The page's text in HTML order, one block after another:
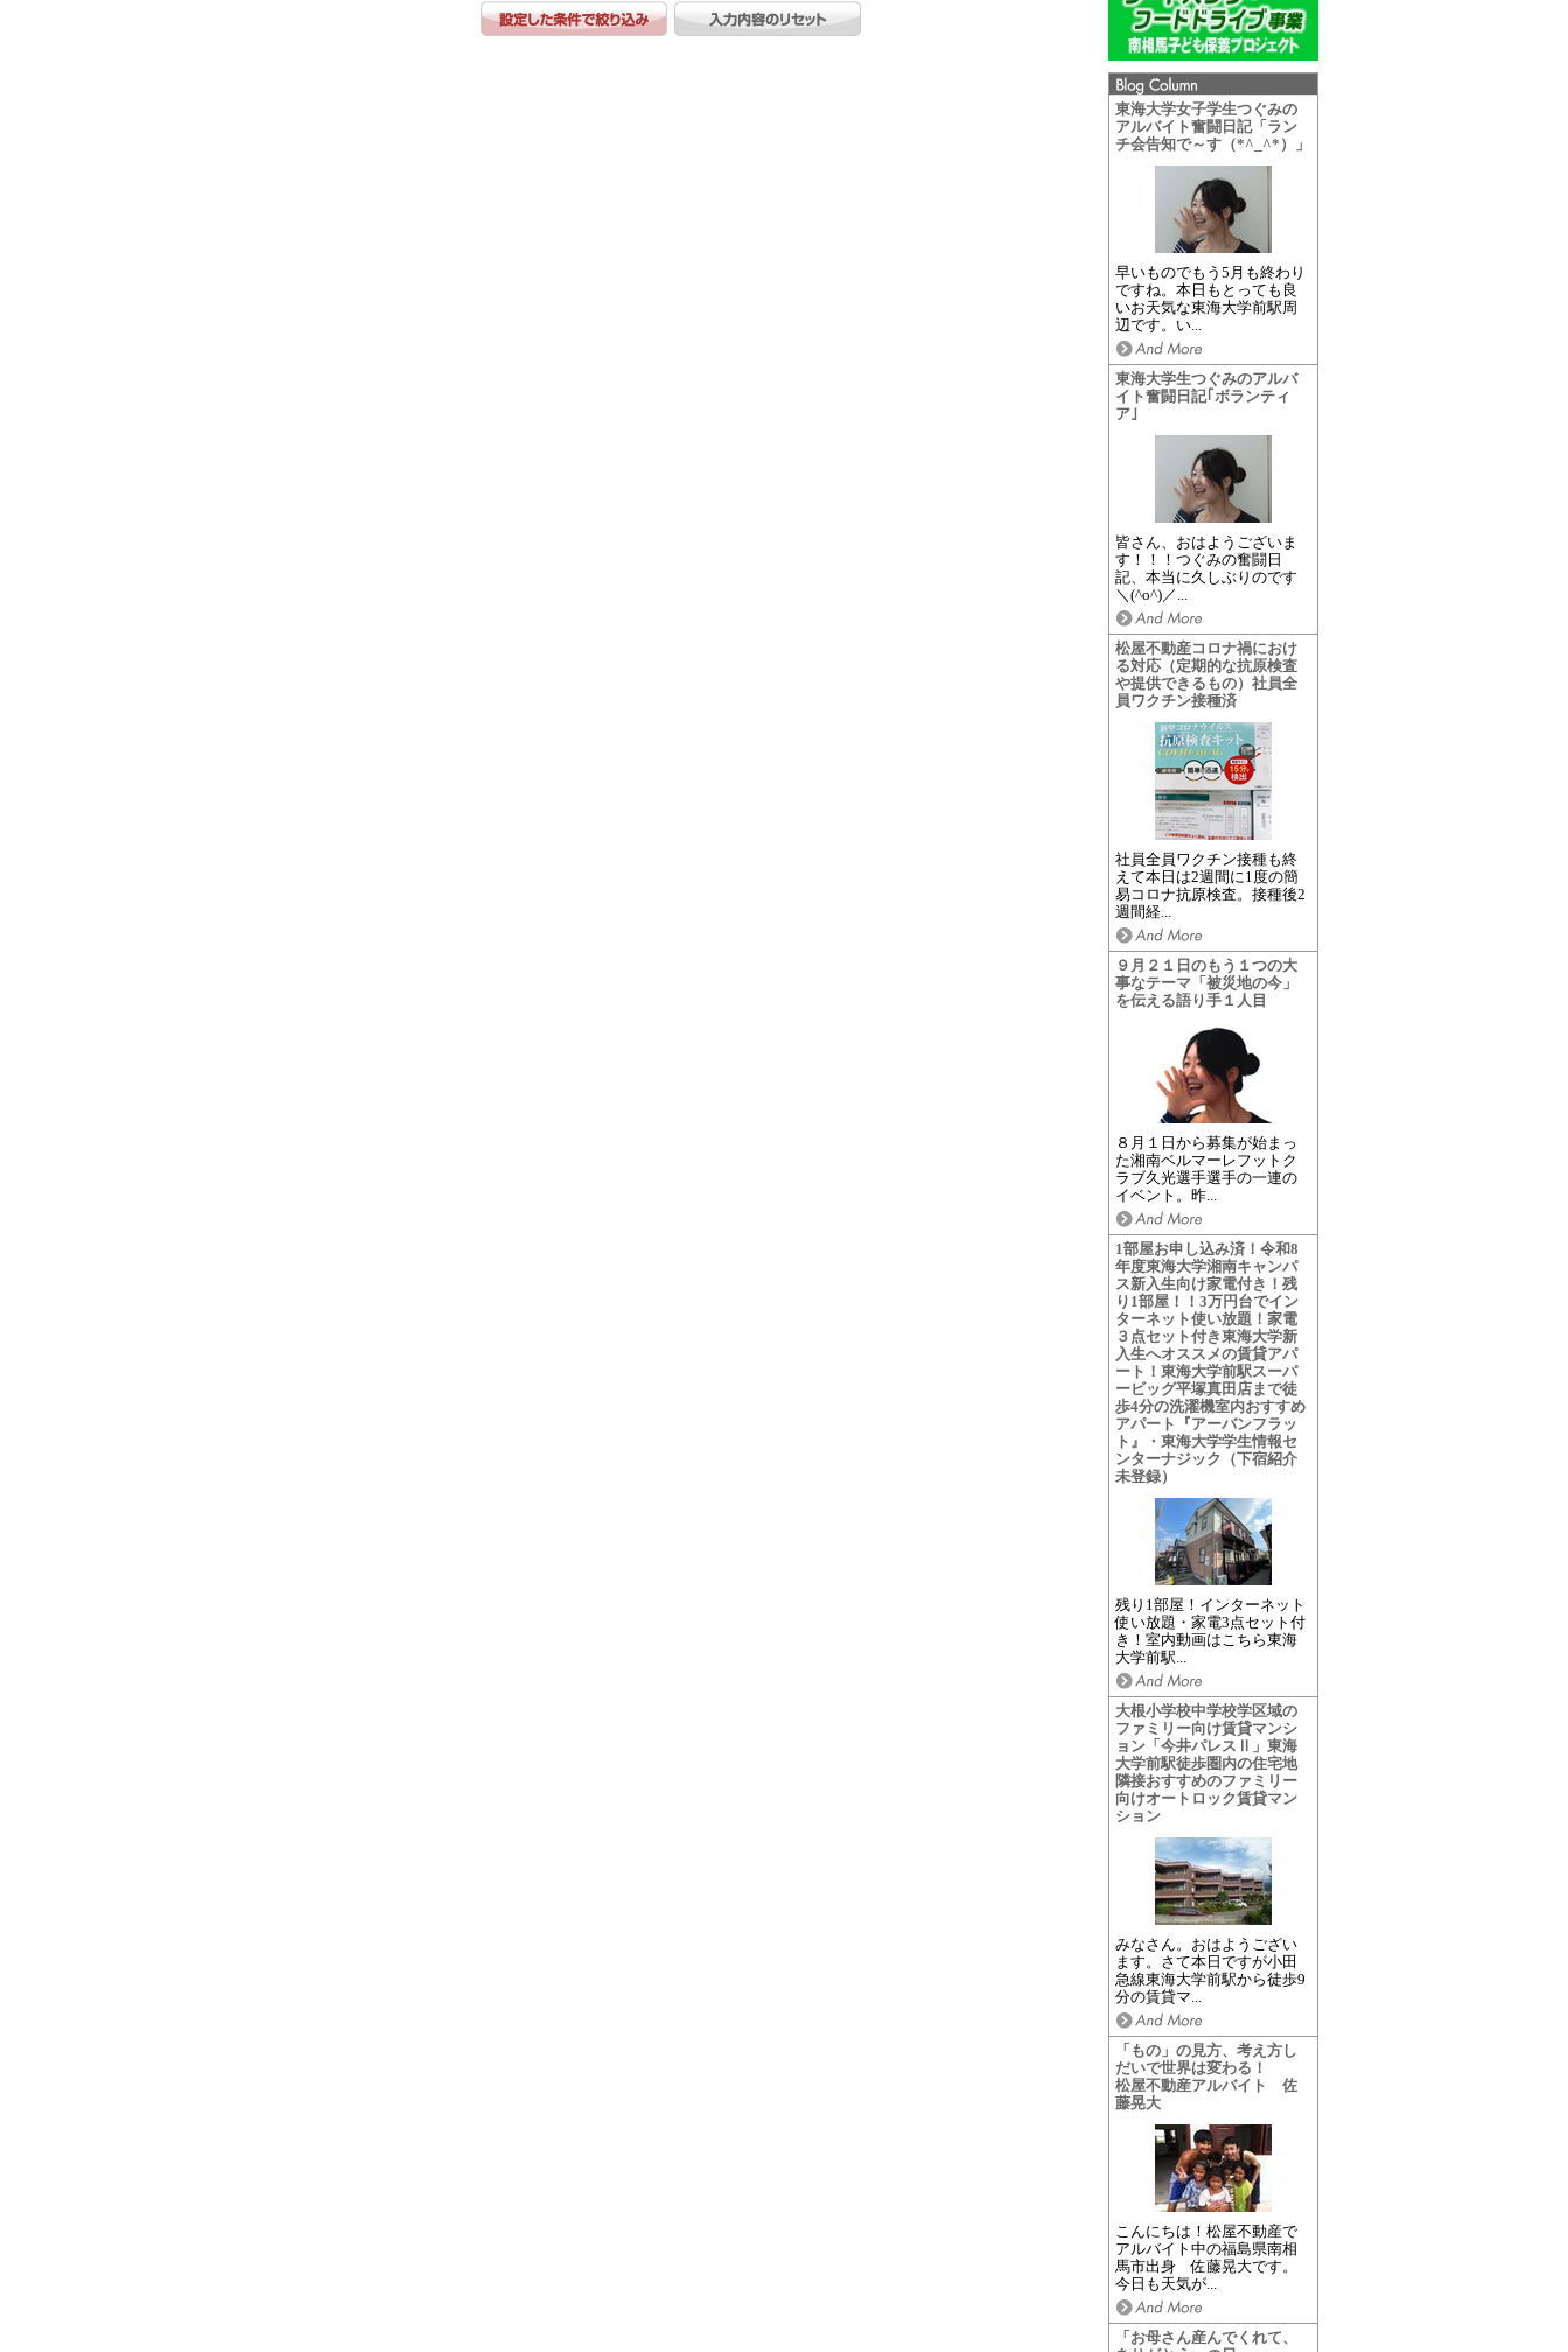
東海大学女子学生つぐみの
アルバイト奮闘日記「ラン
チ会告知で～す（*^_^*）」
早いものでもう5月も終わり
ですね。本日もとっても良
いお天気な東海大学前駅周
辺です。い...
東海大学生つぐみのアルバ
イト奮闘日記｢ボランティ
ア｣
皆さん、おはようございま
す！！！つぐみの奮闘日
記、本当に久しぶりのです
＼(^o^)／...
松屋不動産コロナ禍におけ
る対応（定期的な抗原検査
や提供できるもの）社員全
員ワクチン接種済
社員全員ワクチン接種も終
えて本日は2週間に1度の簡
易コロナ抗原検査。接種後2
週間経...
９月２１日のもう１つの大
事なテーマ「被災地の今」
を伝える語り手１人目
８月１日から募集が始まっ
た湘南ベルマーレフットク
ラブ久光選手選手の一連の
イベント。昨...
1部屋お申し込み済！令和8
年度東海大学湘南キャンパ
ス新入生向け家電付き！残
り1部屋！！3万円台でイン
ターネット使い放題！家電
３点セット付き東海大学新
入生へオススメの賃貸アパ
ート！東海大学前駅スーパ
ービッグ平塚真田店まで徒
歩4分の洗濯機室内おすすめ
アパート『アーバンフラッ
ト』・東海大学学生情報セ
ンターナジック（下宿紹介
未登録）
残り1部屋！インターネット
使い放題・家電3点セット付
き！室内動画はこちら東海
大学前駅...
大根小学校中学校学区域の
ファミリー向け賃貸マンシ
ョン「今井パレスⅡ」東海
大学前駅徒歩圏内の住宅地
隣接おすすめのファミリー
向けオートロック賃貸マン
ション
みなさん。おはようござい
ます。さて本日ですが小田
急線東海大学前駅から徒歩9
分の賃貸マ...
「もの」の見方、考え方し
だいで世界は変わる！
松屋不動産アルバイト 佐
藤晃大
こんにちは！松屋不動産で
アルバイト中の福島県南相
馬市出身 佐藤晃大です。
今日も天気が...
「お母さん産んでくれて、